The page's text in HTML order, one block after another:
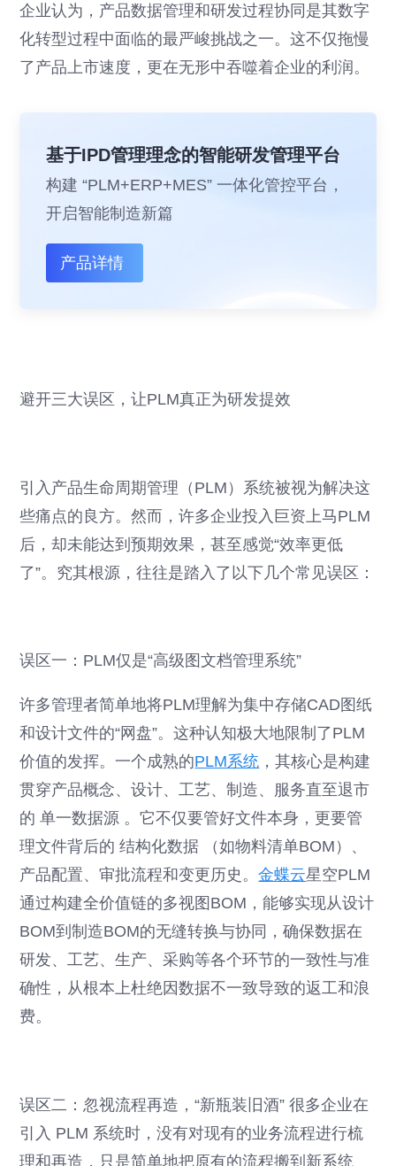
企业认为，产品数据管理和研发过程协同是其数字
化转型过程中面临的最严峻挑战之一。这不仅拖慢
了产品上市速度，更在无形中吞噬着企业的利润。
基于IPD管理理念的智能研发管理平台
构建 “PLM+ERP+MES” 一体化管控平台，
开启智能制造新篇
产品详情
避开三大误区，让PLM真正为研发提效
引入产品生命周期管理（PLM）系统被视为解决这
些痛点的良方。然而，许多企业投入巨资上马PLM
后，却未能达到预期效果，甚至感觉“效率更低
了”。究其根源，往往是踏入了以下几个常见误区：
误区一：PLM仅是“高级图文档管理系统”
许多管理者简单地将PLM理解为集中存储CAD图纸
和设计文件的“网盘”。这种认知极大地限制了PLM
价值的发挥。一个成熟的PLM系统 ，其核心是构建
贯穿产品概念、设计、工艺、制造、服务直至退市
的 单一数据源 。它不仅要管好文件本身，更要管
理文件背后的 结构化数据 （如物料清单BOM）、
产品配置、审批流程和变更历史。金蝶云星空PLM
通过构建全价值链的多视图BOM，能够实现从设计
BOM到制造BOM的无缝转换与协同，确保数据在
研发、工艺、生产、采购等各个环节的一致性与准
确性，从根本上杜绝因数据不一致导致的返工和浪
费。
误区二：忽视流程再造，“新瓶装旧酒” 很多企业在
引入 PLM 系统时，没有对现有的业务流程进行梳
理和再造，只是简单地把原有的流程搬到新系统